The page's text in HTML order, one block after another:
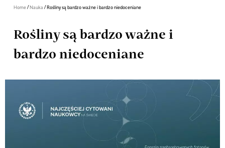
Home/Nauka/Rośliny są bardzo ważne i bardzo niedoceniane
Rośliny są bardzo ważne i
bardzo niedoceniane